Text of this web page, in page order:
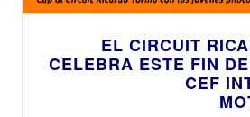
EL CIRCUIT
CELEBRA ESTE FIN
CEF